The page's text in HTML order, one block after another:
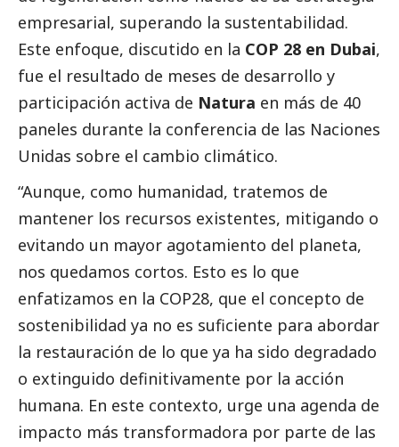
empresarial, superando la sustentabilidad.
Este enfoque, discutido en la COP 28 en Dubai,
fue el resultado de meses de desarrollo y
participación activa de Natura en más de 40
paneles durante la conferencia de las Naciones
Unidas sobre el cambio climático.
“Aunque, como humanidad, tratemos de
mantener los recursos existentes, mitigando o
evitando un mayor agotamiento del planeta,
nos quedamos cortos. Esto es lo que
enfatizamos en la COP28, que el concepto de
sostenibilidad ya no es suficiente para abordar
la restauración de lo que ya ha sido degradado
o extinguido definitivamente por la acción
humana. En este contexto, urge una agenda de
impacto más transformadora por parte de las